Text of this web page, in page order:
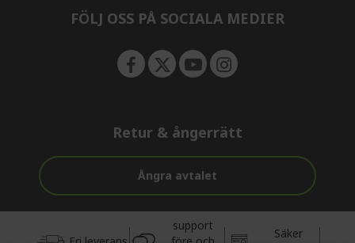
FÖLJ OSS PÅ SOCIALA MEDIER
Retur & ångerrätt
Ångra avtalet
support
Säker